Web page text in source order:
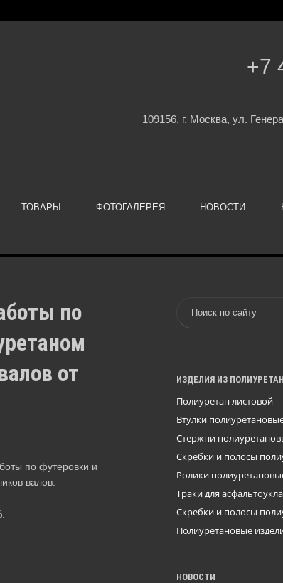
+7
109156, г. Москва, ул.
ТОВАРЫ ФОТОГАЛЕРЕЯ НОВОСТИ
по
от
по футеровки и
валов.
ИЗДЕЛИЯ ИЗ
Полиуретан листовой
Втулки
Стержни
Скребки и полосы
Ролики
Траки для
Скребки и полосы
Полиуретановые
НОВОСТИ